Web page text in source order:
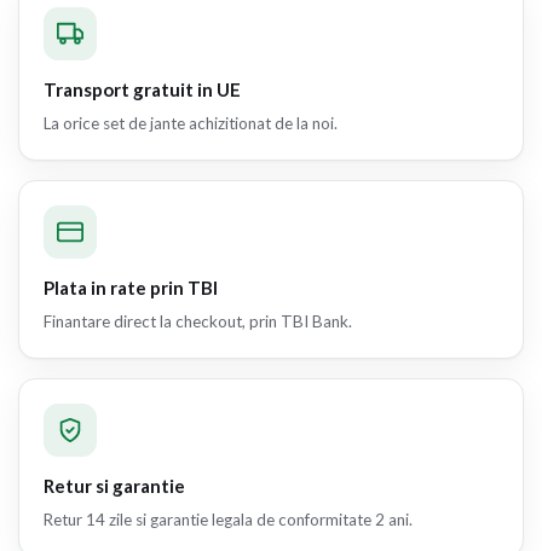
Transport gratuit in UE
La orice set de jante achizitionat de la noi.
Plata in rate prin TBI
Finantare direct la checkout, prin TBI Bank.
Retur si garantie
Retur 14 zile si garantie legala de conformitate 2 ani.